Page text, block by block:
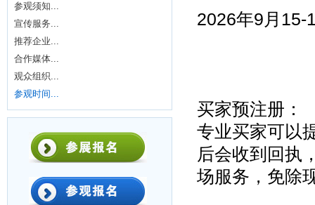
参观须知...
宣传服务...
推荐企业...
合作媒体...
观众组织...
参观时间...
2026年9月15-
买家预注册：
专业买家可以
后会收到回执
场服务，免除